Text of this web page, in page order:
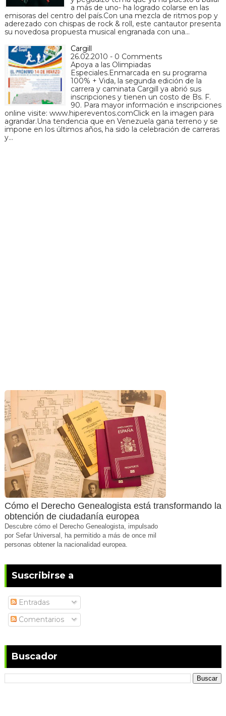
a más de uno- ha logrado colarse en las
emisoras del centro del país.Con una mezcla de ritmos pop y
aderezado con chispas de rock & roll, este cantautor presenta
su novedosa propuesta musical engranada con una…
Cargill
26.02.2010 - 0 Comments
Apoya a las Olimpiadas
Especiales.Enmarcada en su programa
100% + Vida, la segunda edición de la
carrera y caminata Cargill ya abrió sus
inscripciones y tienen un costo de Bs. F.
90. Para mayor información e inscripciones
online visite: www.hipereventos.comClick en la imagen para
agrandar.Una tendencia que en Venezuela gana terreno y se
impone en los últimos años, ha sido la celebración de carreras
y…
Cómo el Derecho Genealogista está transformando la
obtención de ciudadanía europea
Descubre cómo el Derecho Genealogista, impulsado
por Sefar Universal, ha permitido a más de once mil
personas obtener la nacionalidad europea.
Suscribirse a
Entradas
Comentarios
Buscador